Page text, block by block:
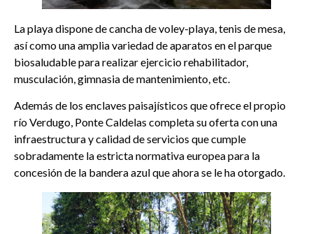
La playa dispone de cancha de voley-playa, tenis de mesa,
así como una amplia variedad de aparatos en el parque
biosaludable para realizar ejercicio rehabilitador,
musculación, gimnasia de mantenimiento, etc.
Además de los enclaves paisajísticos que ofrece el propio
río Verdugo, Ponte Caldelas completa su oferta con una
infraestructura y calidad de servicios que cumple
sobradamente la estricta normativa europea para la
concesión de la bandera azul que ahora se le ha otorgado.